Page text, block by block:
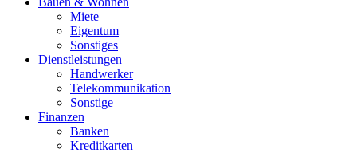
Miete
Eigentum
Sonstiges
Dienstleistungen
Handwerker
Telekommunikation
Sonstige
Finanzen
Banken
Kreditkarten